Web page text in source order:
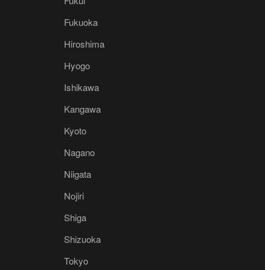
Fukuoka
Hiroshima
Hyogo
Ishikawa
Kangawa
Kyoto
Nagano
Niigata
Nojiri
Shiga
Shizuoka
Tokyo